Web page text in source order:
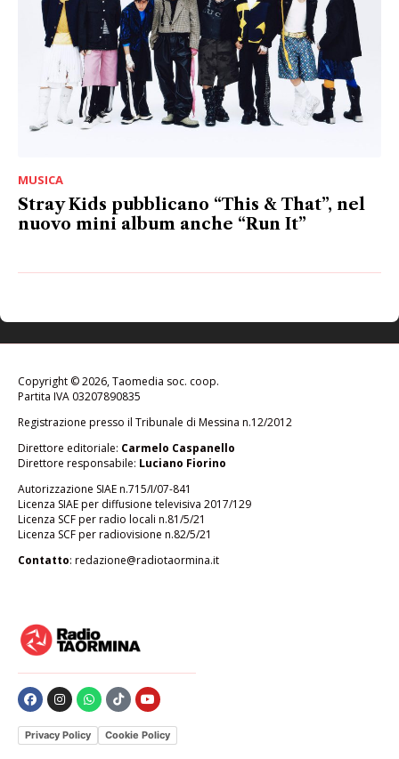
MUSICA
Stray Kids pubblicano “This & That”, nel
nuovo mini album anche “Run It”
Privacy Policy Cookie Policy
Copyright © 2026, Taomedia soc. coop.
Partita IVA 03207890835
Registrazione presso il Tribunale di Messina n.12/2012
Direttore editoriale: Carmelo Caspanello
Direttore responsabile: Luciano Fiorino
Autorizzazione SIAE n.715/I/07-841
Licenza SIAE per diffusione televisiva 2017/129
Licenza SCF per radio locali n.81/5/21
Licenza SCF per radiovisione n.82/5/21
Contatto: redazione@radiotaormina.it